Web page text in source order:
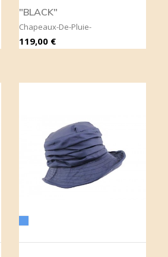
"BLACK"
Chapeaux-De-Pluie-
Prix
119,00 €